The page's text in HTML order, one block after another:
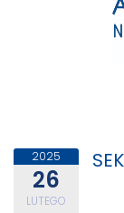
2025
26
LUTEGO